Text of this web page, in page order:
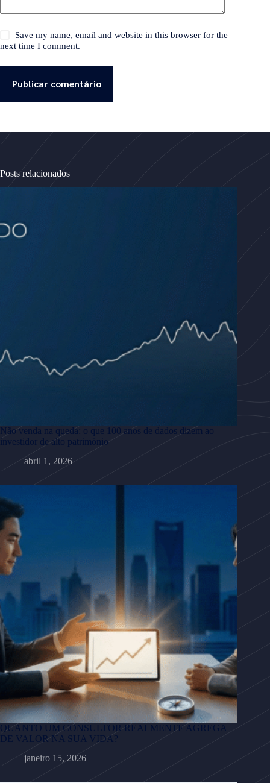
Save my name, email and website in this browser for the
next time I comment.
Publicar comentário
Posts relacionados
Não venda na queda: o que 100 anos de dados dizem ao
investidor de alto patrimônio
abril 1, 2026
QUANTO UM CONSULTOR REALMENTE AGREGA
DE VALOR NA SUA VIDA?
janeiro 15, 2026